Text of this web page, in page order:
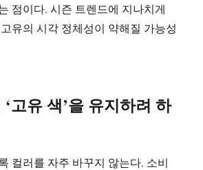
점이다. 시즌 트렌드에 지나치게
유의 시각 정체성이 약해질 가능성
고유 색’을 유지하려 하
컬러를 자주 바꾸지 않는다. 소비